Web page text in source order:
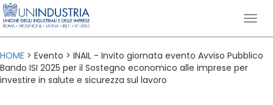
HOME > Evento > INAIL - Invito giornata evento Avviso Pubblico
Bando ISI 2025 per il Sostegno economico alle imprese per
investire in salute e sicurezza sul lavoro